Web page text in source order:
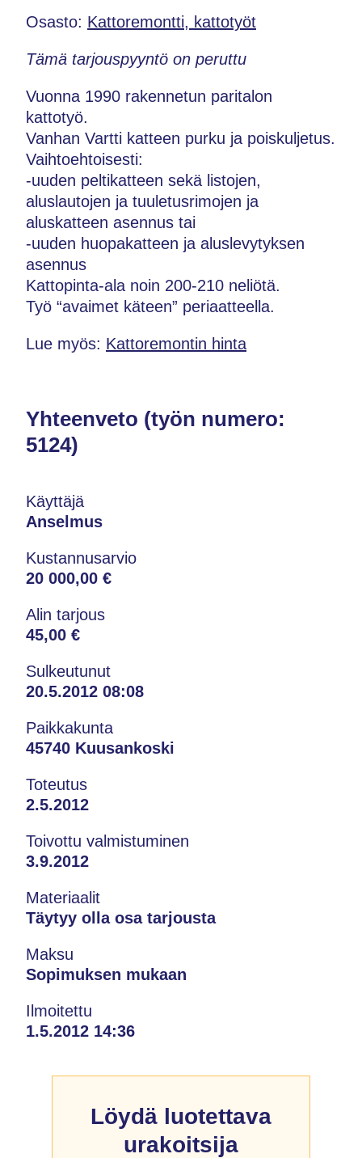
Osasto: Kattoremontti, kattotyöt
Tämä tarjouspyyntö on peruttu
Vuonna 1990 rakennetun paritalon
kattotyö.
Vanhan Vartti katteen purku ja poiskuljetus.
Vaihtoehtoisesti:
-uuden peltikatteen sekä listojen,
aluslautojen ja tuuletusrimojen ja
aluskatteen asennus tai
-uuden huopakatteen ja aluslevytyksen
asennus
Kattopinta-ala noin 200-210 neliötä.
Työ “avaimet käteen” periaatteella.
Lue myös: Kattoremontin hinta
Yhteenveto (työn numero:
5124)
Käyttäjä
Anselmus
Kustannusarvio
20 000,00 €
Alin tarjous
45,00 €
Sulkeutunut
20.5.2012 08:08
Paikkakunta
45740 Kuusankoski
Toteutus
2.5.2012
Toivottu valmistuminen
3.9.2012
Materiaalit
Täytyy olla osa tarjousta
Maksu
Sopimuksen mukaan
Ilmoitettu
1.5.2012 14:36
Löydä luotettava
urakoitsija